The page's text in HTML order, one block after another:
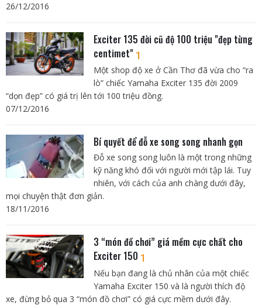
26/12/2016
Exciter 135 đời cũ độ 100 triệu "đẹp từng
centimet" 1
Một shop độ xe ở Cần Thơ đã vừa cho “ra
lò” chiếc Yamaha Exciter 135 đời 2009
“dọn đẹp” có giá trị lên tới 100 triệu đồng.
07/12/2016
Bí quyết để đỗ xe song song nhanh gọn
Đỗ xe song song luôn là một trong những
kỹ năng khó đối với người mới tập lái. Tuy
nhiên, với cách của anh chàng dưới đây,
mọi chuyện thật đơn giản.
18/11/2016
3 “món đồ chơi” giá mềm cực chất cho
Exciter 150 1
Nếu bạn đang là chủ nhân của một chiếc
Yamaha Exciter 150 và là người thích độ
xe, đừng bỏ qua 3 “món đồ chơi” có giá cực mềm dưới đây.